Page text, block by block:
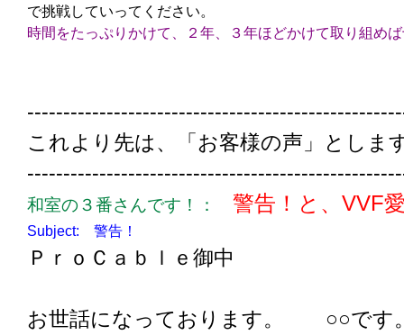
で挑戦していってください。
時間をたっぷりかけて、２年、３年ほどかけて取り組め
これより先は、「お客様の声」としま
和室の３番さんです！： 警告！と、VVF
Subject: 警告！
ＰｒｏＣａｂｌｅ御中
お世話になっております。 ○○です